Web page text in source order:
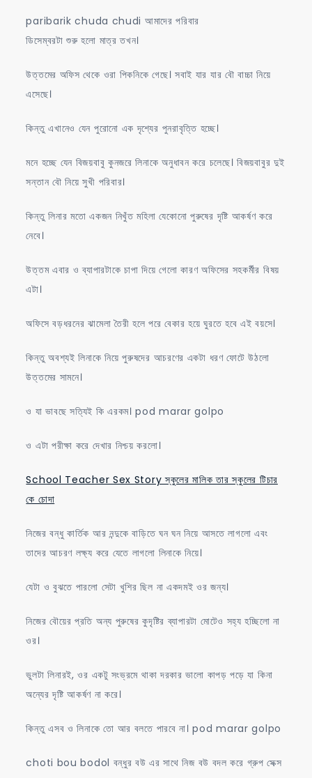
paribarik chuda chudi আমাদের পরিবার
ডিসেম্বরটা শুরু হলো মাত্র তখন।
উত্তমের অফিস থেকে ওরা পিকনিকে গেছে। সবাই যার যার বৌ বাচ্চা নিয়ে
এসেছে।
কিন্তু এখানেও যেন পুরোনো এক দৃশ্যের পুনরাবৃত্তি হচ্ছে।
মনে হচ্ছে যেন বিজয়বাবু কুনজরে লিনাকে অনুধাবন করে চলেছে। বিজয়বাবুর দুই
সন্তান বৌ নিয়ে সুখী পরিবার।
কিন্তু লিনার মতো একজন নিখুঁত মহিলা যেকোনো পুরুষের দৃষ্টি আকর্ষণ করে
নেবে।
উত্তম এবার ও ব্যাপারটাকে চাপা দিয়ে গেলো কারণ অফিসের সহকর্মীর বিষয়
এটা।
অফিসে বড়ধরনের ঝামেলা তৈরী হলে পরে বেকার হয়ে ঘুরতে হবে এই বয়সে।
কিন্তু অবশ্যই লিনাকে নিয়ে পুরুষদের আচরণের একটা ধরণ ফোটে উঠলো
উত্তমের সামনে।
ও যা ভাবছে সত্যিই কি এরকম। pod marar golpo
ও এটা পরীক্ষা করে দেখার নিশ্চয় করলো।
School Teacher Sex Story স্কুলের মালিক তার স্কুলের টিচার
কে চোদা
নিজের বন্ধু কার্তিক আর নন্দুকে বাড়িতে ঘন ঘন নিয়ে আসতে লাগলো এবং
তাদের আচরণ লক্ষ্য করে যেতে লাগলো লিনাকে নিয়ে।
যেটা ও বুঝতে পারলো সেটা খুশির ছিল না একদমই ওর জন্য।
নিজের বৌয়ের প্রতি অন্য পুরুষের কুদৃষ্টির ব্যাপারটা মোটেও সহ্য হচ্ছিলো না
ওর।
ভুলটা লিনারই, ওর একটু সংভ্রমে থাকা দরকার ভালো কাপড় পড়ে যা কিনা
অন্যের দৃষ্টি আকর্ষণ না করে।
কিন্তু এসব ও লিনাকে তো আর বলতে পারবে না। pod marar golpo
choti bou bodol বন্ধুর বউ এর সাথে নিজ বউ বদল করে গ্রুপ সেক্স